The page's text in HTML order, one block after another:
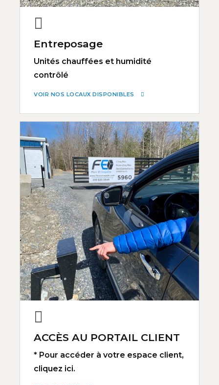
Entreposage
Unités chauffées et humidité
contrôlé
VOIR NOS LOCAUX DISPONIBLES
ACCÈS AU PORTAIL CLIENT
* Pour accéder à votre espace client,
cliquez ici.